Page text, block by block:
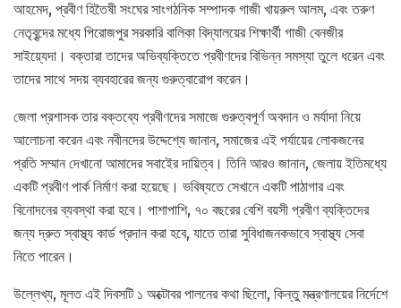
আহমেদ, প্রবীণ হিতৈষী সংঘের সাংগঠনিক সম্পাদক গাজী খায়রুল আলম, এবং তরুণ
নেতৃবৃন্দের মধ্যে পিরোজপুর সরকারি বালিকা বিদ্যালয়ের শিক্ষার্থী গাজী বেনজীর
সাইয়্যেদা। বক্তারা তাদের অভিব্যক্তিতে প্রবীণদের বিভিন্ন সমস্যা তুলে ধরেন এবং
তাদের সাথে সদয় ব্যবহারের জন্য গুরুত্বারোপ করেন।
জেলা প্রশাসক তার বক্তব্যে প্রবীণদের সমাজে গুরুত্বপূর্ণ অবদান ও মর্যাদা নিয়ে
আলোচনা করেন এবং নবীনদের উদ্দেশ্যে জানান, সমাজের এই পর্যায়ের লোকজনের
প্রতি সম্মান দেখানো আমাদের সবাইের দায়িত্ব। তিনি আরও জানান, জেলায় ইতিমধ্যে
একটি প্রবীণ পার্ক নির্মাণ করা হয়েছে। ভবিষ্যতে সেখানে একটি পাঠাগার এবং
বিনোদনের ব্যবস্থা করা হবে। পাশাপাশি, ৭০ বছরের বেশি বয়সী প্রবীণ ব্যক্তিদের
জন্য দ্রুত স্বাস্থ্য কার্ড প্রদান করা হবে, যাতে তারা সুবিধাজনকভাবে স্বাস্থ্য সেবা
নিতে পারেন।
উল্লেখ্য, মূলত এই দিবসটি ১ অক্টোবর পালনের কথা ছিলো, কিন্তু মন্ত্রণালয়ের নির্দেশে